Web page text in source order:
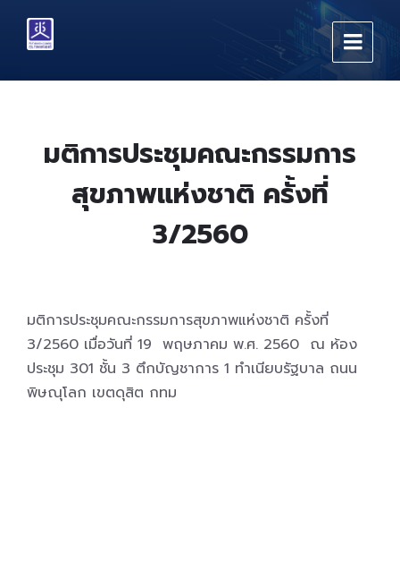
content
main
footer
มติการประชุมคณะกรรมการ
สุขภาพแห่งชาติ ครั้งที่
3/2560
มติการประชุมคณะกรรมการสุขภาพแห่งชาติ ครั้งที่
3/2560 เมื่อวันที่ 19 พฤษภาคม พ.ศ. 2560 ณ ห้อง
ประชุม 301 ชั้น 3 ตึกบัญชาการ 1 ทำเนียบรัฐบาล ถนน
พิษณุโลก เขตดุสิต กทม